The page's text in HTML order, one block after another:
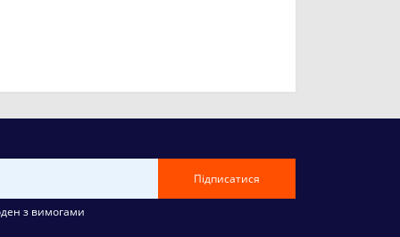
Підписатися
з вимогами